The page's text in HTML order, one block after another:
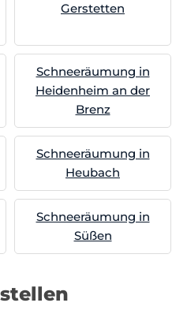
Gerstetten
Schneeräumung in
Heidenheim an der
Brenz
Schneeräumung in
Heubach
Schneeräumung in
Süßen